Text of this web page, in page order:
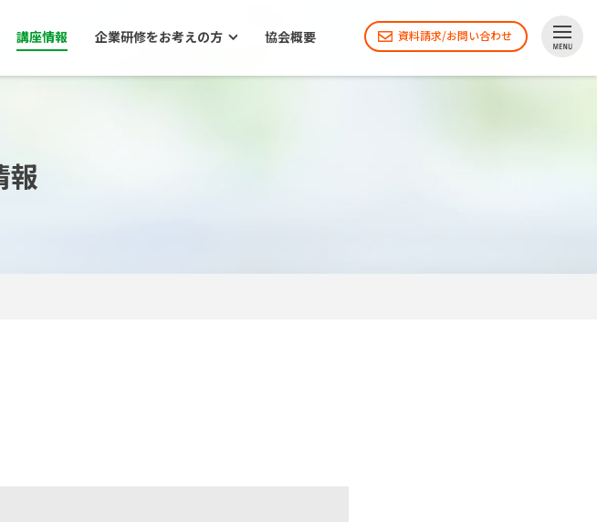
講座情報 企業研修をお考えの方 協会概要 資料請求/お問い合わせ
報